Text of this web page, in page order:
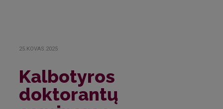
25.KOVAS.2025
Kalbotyros
doktorantų